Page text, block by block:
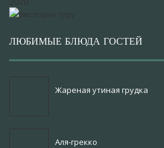
ЛЮБИМЫЕ БЛЮДА ГОСТЕЙ
Жареная утиная грудка
Аля-грекко